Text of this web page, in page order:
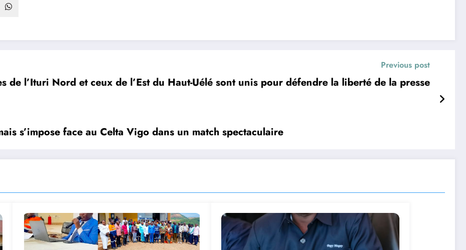
Previous post
de l’Ituri Nord et ceux de l’Est du Haut-Uélé sont unis pour défendre la liberté de la presse
s’impose face au Celta Vigo dans un match spectaculaire